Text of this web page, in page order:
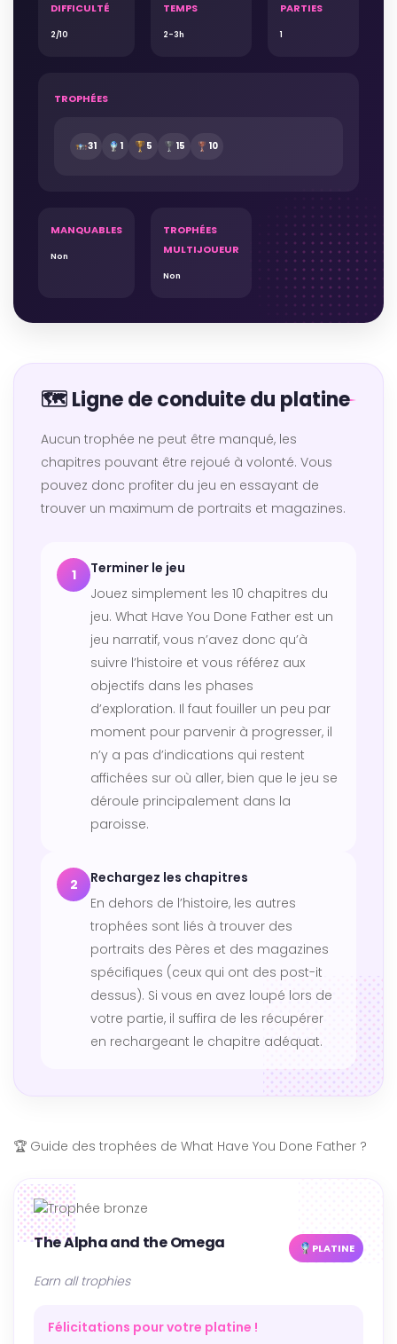
DIFFICULTÉ
2/10
TEMPS
2-3h
PARTIES
1
TROPHÉES
31 1 5 15 10
MANQUABLES
Non
TROPHÉES
MULTIJOUEUR
Non
🗺️ Ligne de conduite du platine
Aucun trophée ne peut être manqué, les
chapitres pouvant être rejoué à volonté. Vous
pouvez donc profiter du jeu en essayant de
trouver un maximum de portraits et magazines.
1
Terminer le jeu
Jouez simplement les 10 chapitres du
jeu. What Have You Done Father est un
jeu narratif, vous n’avez donc qu’à
suivre l’histoire et vous référez aux
objectifs dans les phases
d’exploration. Il faut fouiller un peu par
moment pour parvenir à progresser, il
n’y a pas d’indications qui restent
affichées sur où aller, bien que le jeu se
déroule principalement dans la
paroisse.
2
Rechargez les chapitres
En dehors de l’histoire, les autres
trophées sont liés à trouver des
portraits des Pères et des magazines
spécifiques (ceux qui ont des post-it
dessus). Si vous en avez loupé lors de
votre partie, il suffira de les récupérer
en rechargeant le chapitre adéquat.
🏆 Guide des trophées de What Have You Done Father ?
The Alpha and the Omega PLATINE
Earn all trophies
Félicitations pour votre platine !